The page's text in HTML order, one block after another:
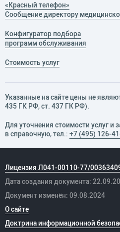
«Красный телефон»
Сообщение директору
Конфигуратор подбора
программ обслуживания
Стоимость услуг
Указанные на сайте цены не
435 ГК РФ, cт. 437 ГК РФ).
Для уточнения стоимости услуг и
в справочную, тел.: +7 (495) 126-
Лицензия Л041-00110-77/
Дата создания документа:
Документ изменён: 09.08.2024
О сайте
Доктрина информационной